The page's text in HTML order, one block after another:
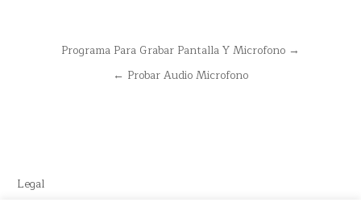
Navegación
Programa Para Grabar Pantalla Y Microfono →
← Probar Audio Microfono
Legal